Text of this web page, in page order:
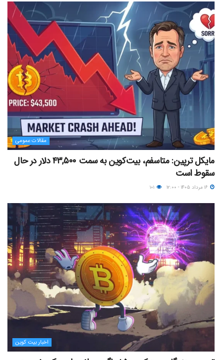
مقالات عمومی
مایکل ترپین: متاسفم، بیت‌کوین به سمت ۴۳,۵۰۰ دلار در حال
سقوط است
اخبار بیت کوین